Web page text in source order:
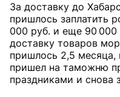
За доставку до
пришлось заплатить
000 руб. и еще 90 000
доставку товаров
пришлось 2,5 месяца,
пришел на таможню
праздниками и снова